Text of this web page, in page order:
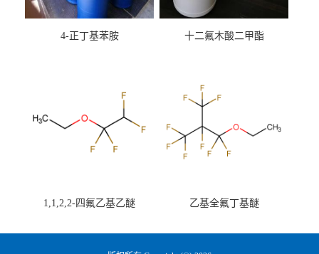
4-正丁基苯胺 十二氟木酸二甲酯
1,1,2,2-四氟乙基乙醚 乙基全氟丁基醚